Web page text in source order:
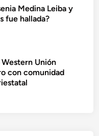
Medina Leiba y
fue hallada?
Unión
con comunidad